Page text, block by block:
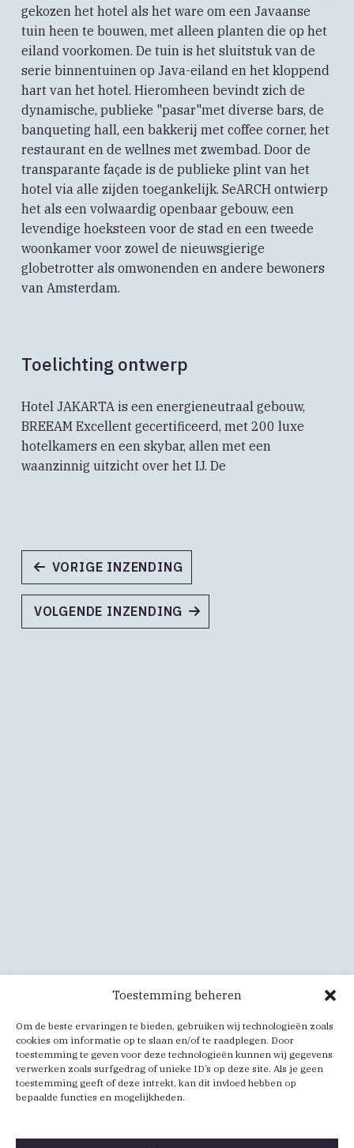
Toestemming beheren
Om de beste ervaringen te bieden, gebruiken wij technologieën zoals
cookies om informatie op te slaan en/of te raadplegen. Door
toestemming te geven voor deze technologieën kunnen wij gegevens
verwerken zoals surfgedrag of unieke ID’s op deze site. Als je geen
toestemming geeft of deze intrekt, kan dit invloed hebben op
bepaalde functies en mogelijkheden.
gekozen het hotel als het ware om een Javaanse
tuin heen te bouwen, met alleen planten die op het
eiland voorkomen. De tuin is het sluitstuk van de
serie binnentuinen op Java-eiland en het kloppend
hart van het hotel. Hieromheen bevindt zich de
dynamische, publieke "pasar"met diverse bars, de
banqueting hall, een bakkerij met coffee corner, het
restaurant en de wellnes met zwembad. Door de
transparante façade is de publieke plint van het
hotel via alle zijden toegankelijk. SeARCH ontwierp
het als een volwaardig openbaar gebouw, een
levendige hoeksteen voor de stad en een tweede
woonkamer voor zowel de nieuwsgierige
globetrotter als omwonenden en andere bewoners
van Amsterdam.
Toelichting ontwerp
Hotel JAKARTA is een energieneutraal gebouw,
BREEAM Excellent gecertificeerd, met 200 luxe
hotelkamers en een skybar, allen met een
waanzinnig uitzicht over het IJ. De
VORIGE INZENDING
VOLGENDE INZENDING